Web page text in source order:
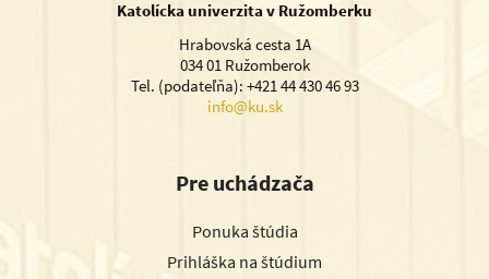
Katolícka univerzita v Ružomberku
Hrabovská cesta 1A
034 01 Ružomberok
Tel. (podateľňa): +421 44 430 46 93
info@ku.sk
Pre uchádzača
Ponuka štúdia
Prihláška na štúdium